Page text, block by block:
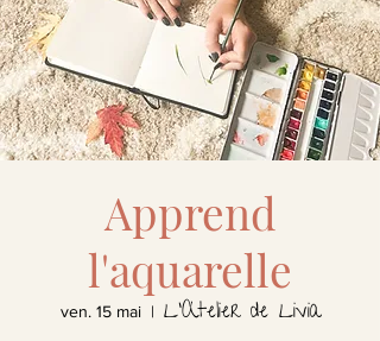
Apprend
l'aquarelle
ven. 15 mai
  |
L'Atelier de Livia